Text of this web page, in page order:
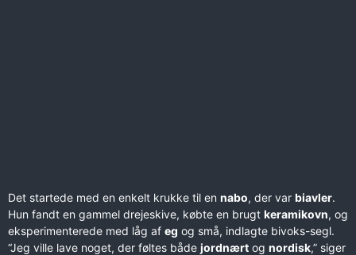
Det startede med en enkelt krukke til en nabo, der var biavler.
Hun fandt en gammel drejeskive, købte en brugt keramikovn, og
eksperimenterede med låg af eg og små, indlagte bivoks-segl.
“Jeg ville lave noget, der føltes både jordnært og nordisk,” siger